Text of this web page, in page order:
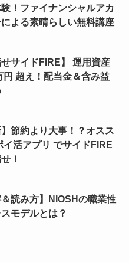
験！ファイナンシャルアカ
よる素晴らしい無料講座
せサイドFIRE】 運用資産
円 超え！配当金＆含み益
】節約より大事！？オスス
イ活アプリ でサイドFIRE
！
＆読み方】NIOSHの職業性
モデルとは？